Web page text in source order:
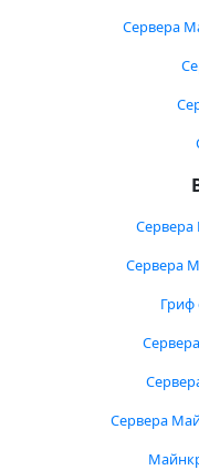
Сервера
Сервера
Гриф
Сервера